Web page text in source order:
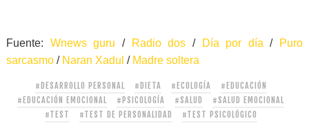
Fuente: Wnews guru / Radio dos / Día por día /
Puro
sarcasmo/ Naran Xadul / Madre soltera
#DESARROLLO PERSONAL #DIETA #ECOLOGÍA
#EDUCACIÓN
#EDUCACIÓN EMOCIONAL
#PSICOLOGÍA #SALUD
#SALUD EMOCIONAL
#TEST
#TEST DE PERSONALIDAD #TEST PSICOLÓGICO